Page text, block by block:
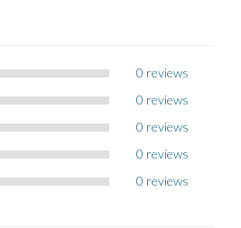
0 reviews
0 reviews
0 reviews
0 reviews
0 reviews